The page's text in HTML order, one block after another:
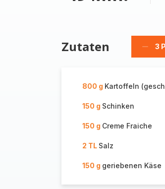
Zutaten 3
800 g Kartoffeln
150 g Schinken
150 g Creme Fraiche
2 TL Salz
150 g geriebenen Käse